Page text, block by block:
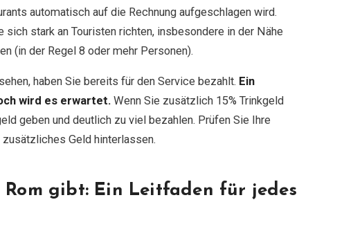
automatisch auf die Rechnung aufgeschlagen wird.
stark an Touristen richten, insbesondere in der Nähe
(in der Regel 8 oder mehr Personen).
haben Sie bereits für den Service bezahlt. Ein
wird es erwartet. Wenn Sie zusätzlich 15% Trinkgeld
geben und deutlich zu viel bezahlen. Prüfen Sie Ihre
Geld hinterlassen.
gibt: Ein Leitfaden für jedes